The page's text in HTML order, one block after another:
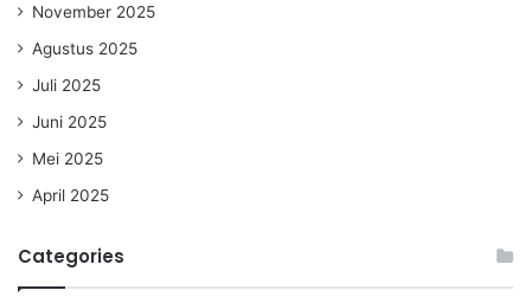
November 2025
Agustus 2025
Juli 2025
Juni 2025
Mei 2025
April 2025
Categories